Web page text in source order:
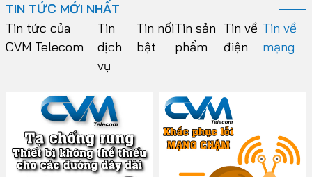
TIN TỨC MỚI NHẤT
Tin tức của
CVM Telecom
Tin
dịch
vụ
Tin nổi
bật
Tin sản
phẩm
Tin về
điện
Tin về
mạng